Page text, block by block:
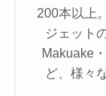
200本以上
ジェット
Makuake
ど、様々